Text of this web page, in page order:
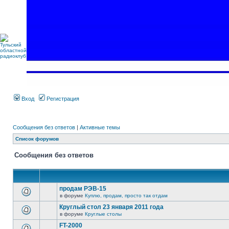
Вход Регистрация
Сообщения без ответов | Активные темы
Список форумов
Сообщения без ответов
продам РЭВ-15
в форуме Куплю, продам, просто так отдам
Круглый стол 23 января 2011 года
в форуме Круглые столы
FT-2000